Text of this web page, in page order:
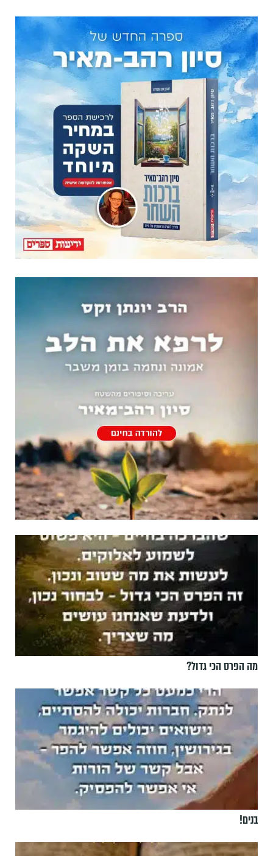
מה הפרס הכי גדול?
בנים!